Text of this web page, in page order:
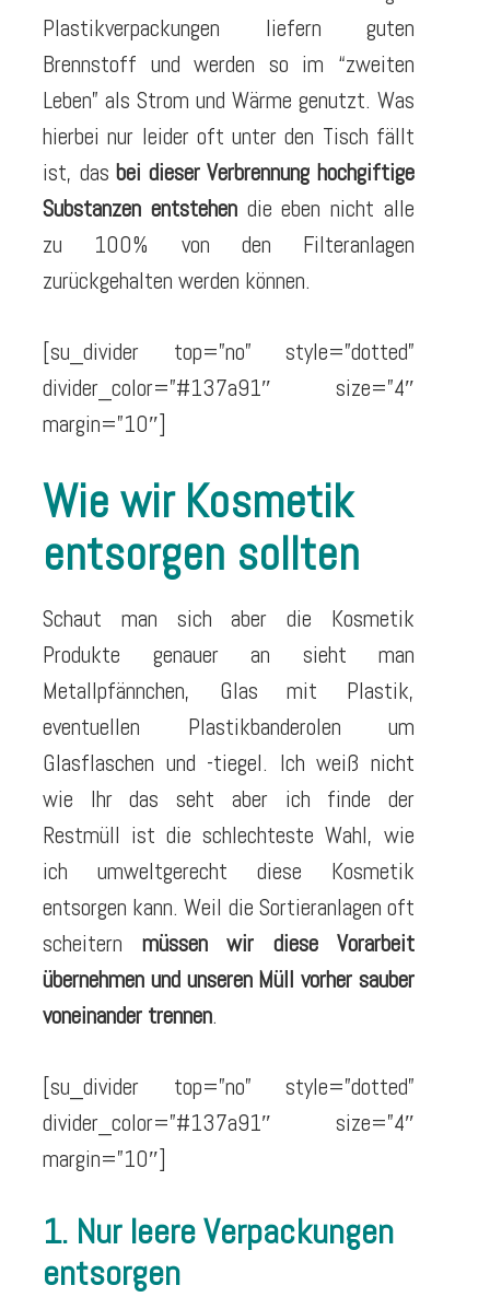
Plastikverpackungen liefern guten
Brennstoff und werden so im “zweiten
Leben” als Strom und Wärme genutzt. Was
hierbei nur leider oft unter den Tisch fällt
ist, dasbei dieser Verbrennung hochgiftige
Substanzen entstehendie eben nicht alle
zu 100% von den Filteranlagen
zurückgehalten werden können.
[su_divider top=”no” style=”dotted”
divider_color=”#137a91″ size=”4″
margin=”10″]
Wie wir Kosmetik
entsorgen sollten
Schaut man sich aber die Kosmetik
Produkte genauer an sieht man
Metallpfännchen, Glas mit Plastik,
eventuellen Plastikbanderolen um
Glasflaschen und -tiegel. Ich weiß nicht
wie Ihr das seht aber ich finde der
Restmüll ist die schlechteste Wahl, wie
ich umweltgerecht diese Kosmetik
entsorgen kann. Weil die Sortieranlagen oft
scheitern müssen wir diese Vorarbeit
übernehmen und unseren Müll vorher sauber
voneinander trennen.
[su_divider top=”no” style=”dotted”
divider_color=”#137a91″ size=”4″
margin=”10″]
1. Nur leere Verpackungen
entsorgen